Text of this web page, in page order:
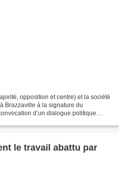
opposition et centre) et la société
Brazzaville à la signature du
d’un dialogue politique
le travail abattu par